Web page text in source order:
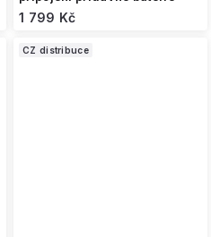
1 799 Kč
CZ distribuce